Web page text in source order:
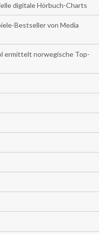
digitale Hörbuch-Charts
Bestseller von Media
ermittelt norwegische Top-